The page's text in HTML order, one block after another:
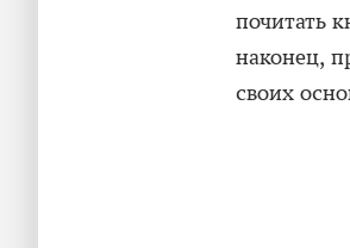
почитать
наконец,
своих